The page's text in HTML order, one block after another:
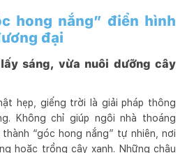
hong nắng” điển hình
đại
sáng, vừa nuôi dưỡng cây
hẹp, giếng trời là giải pháp thông
Không chỉ giúp ngôi nhà thoáng
“góc hong nắng” tự nhiên, nơi
hoặc trồng cây xanh. Những chậu